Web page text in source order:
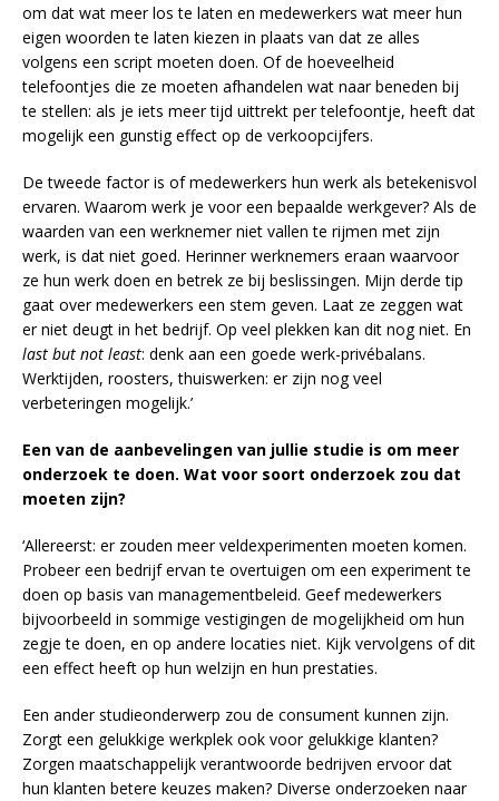
om dat wat meer los te laten en medewerkers wat meer hun
eigen woorden te laten kiezen in plaats van dat ze alles
volgens een script moeten doen. Of de hoeveelheid
telefoontjes die ze moeten afhandelen wat naar beneden bij
te stellen: als je iets meer tijd uittrekt per telefoontje, heeft dat
mogelijk een gunstig effect op de verkoopcijfers.
De tweede factor is of medewerkers hun werk als betekenisvol
ervaren. Waarom werk je voor een bepaalde werkgever? Als de
waarden van een werknemer niet vallen te rijmen met zijn
werk, is dat niet goed. Herinner werknemers eraan waarvoor
ze hun werk doen en betrek ze bij beslissingen. Mijn derde tip
gaat over medewerkers een stem geven. Laat ze zeggen wat
er niet deugt in het bedrijf. Op veel plekken kan dit nog niet. En
last but not least: denk aan een goede werk-privébalans.
Werktijden, roosters, thuiswerken: er zijn nog veel
verbeteringen mogelijk.’
Een van de aanbevelingen van jullie studie is om meer
onderzoek te doen. Wat voor soort onderzoek zou dat
moeten zijn?
‘Allereerst: er zouden meer veldexperimenten moeten komen.
Probeer een bedrijf ervan te overtuigen om een experiment te
doen op basis van managementbeleid. Geef medewerkers
bijvoorbeeld in sommige vestigingen de mogelijkheid om hun
zegje te doen, en op andere locaties niet. Kijk vervolgens of dit
een effect heeft op hun welzijn en hun prestaties.
Een ander studieonderwerp zou de consument kunnen zijn.
Zorgt een gelukkige werkplek ook voor gelukkige klanten?
Zorgen maatschappelijk verantwoorde bedrijven ervoor dat
hun klanten betere keuzes maken? Diverse onderzoeken naar